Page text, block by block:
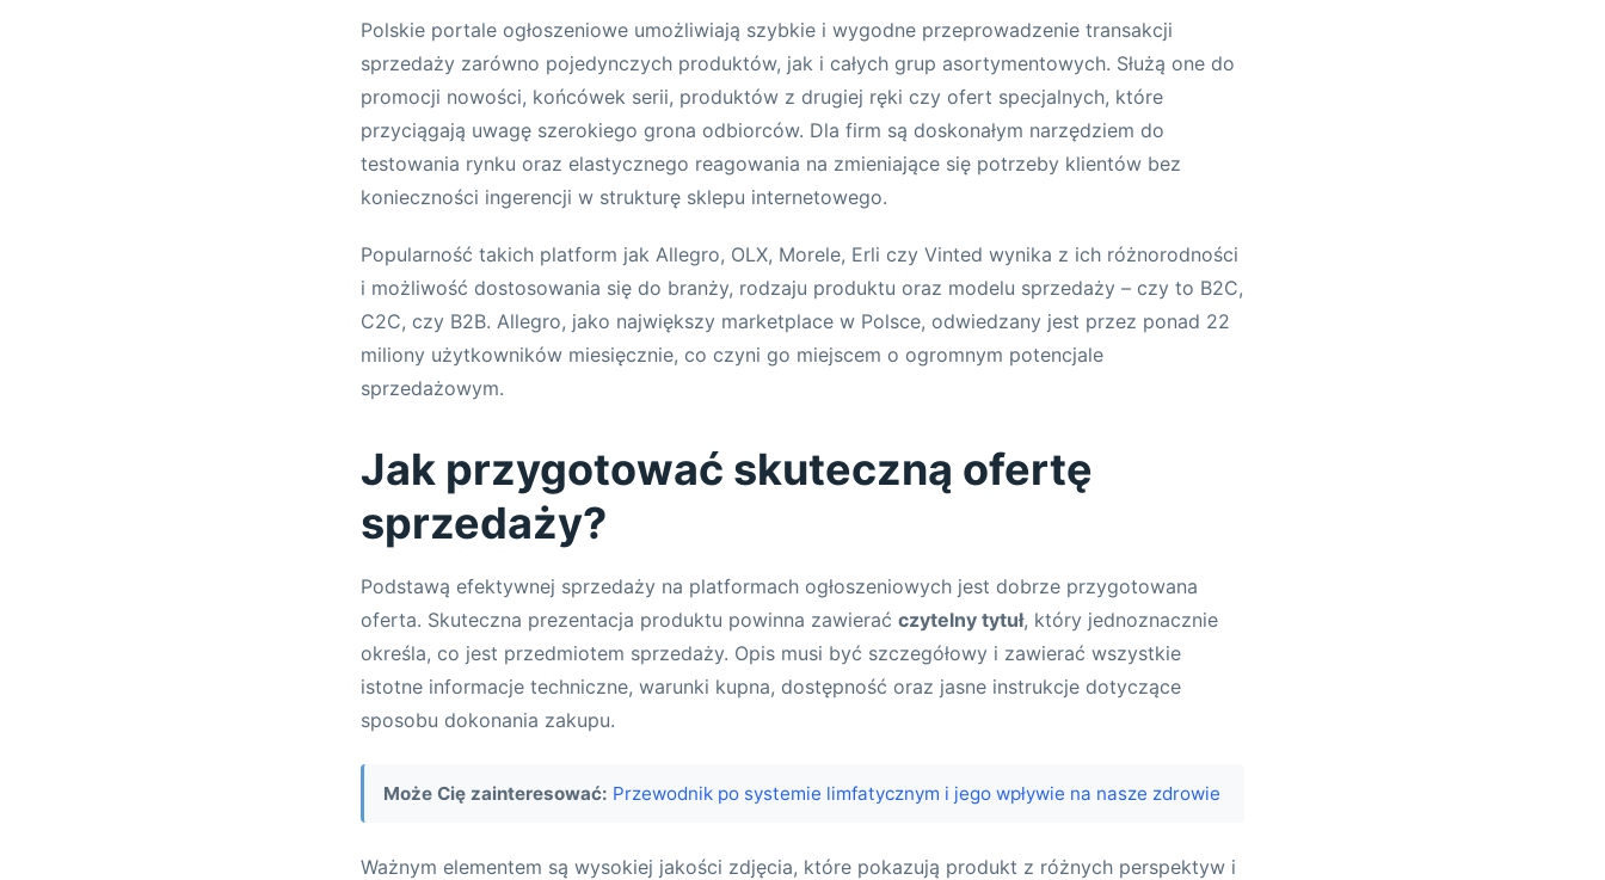
Polskie portale ogłoszeniowe umożliwiają szybkie i wygodne przeprowadzenie transakcji
sprzedaży zarówno pojedynczych produktów, jak i całych grup asortymentowych. Służą one do
promocji nowości, końcówek serii, produktów z drugiej ręki czy ofert specjalnych, które
przyciągają uwagę szerokiego grona odbiorców. Dla firm są doskonałym narzędziem do
testowania rynku oraz elastycznego reagowania na zmieniające się potrzeby klientów bez
konieczności ingerencji w strukturę sklepu internetowego.
Popularność takich platform jak Allegro, OLX, Morele, Erli czy Vinted wynika z ich różnorodności
i możliwość dostosowania się do branży, rodzaju produktu oraz modelu sprzedaży – czy to B2C,
C2C, czy B2B. Allegro, jako największy marketplace w Polsce, odwiedzany jest przez ponad 22
miliony użytkowników miesięcznie, co czyni go miejscem o ogromnym potencjale
sprzedażowym.
Jak przygotować skuteczną ofertę
sprzedaży?
Podstawą efektywnej sprzedaży na platformach ogłoszeniowych jest dobrze przygotowana
oferta. Skuteczna prezentacja produktu powinna zawierać czytelny tytuł, który jednoznacznie
określa, co jest przedmiotem sprzedaży. Opis musi być szczegółowy i zawierać wszystkie
istotne informacje techniczne, warunki kupna, dostępność oraz jasne instrukcje dotyczące
sposobu dokonania zakupu.
Może Cię zainteresować: Przewodnik po systemie limfatycznym i jego wpływie na nasze zdrowie
Ważnym elementem są wysokiej jakości zdjęcia, które pokazują produkt z różnych perspektyw i